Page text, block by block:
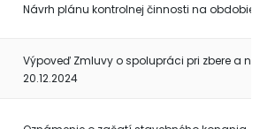
Návrh plánu kontrolnej činnosti na obdobie
Výpoveď Zmluvy o spolupráci pri zbere a
20.12.2024